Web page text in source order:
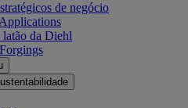
de negócio
latão da Diehl